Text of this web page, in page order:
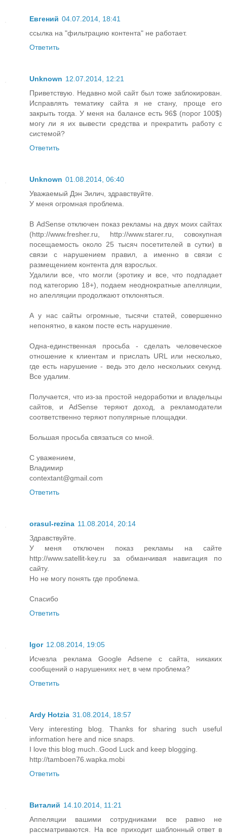
Евгений 04.07.2014, 18:41
ссылка на "фильтрацию контента" не работает.
Ответить
Unknown 12.07.2014, 12:21
Приветствую. Недавно мой сайт был тоже заблокирован.
Исправлять тематику сайта я не стану, проще его
закрыть тогда. У меня на балансе есть 96$ (порог 100$)
могу ли я их вывести средства и прекратить работу с
системой?
Ответить
Unknown 01.08.2014, 06:40
Уважаемый Дэн Зилич, здравствуйте.
У меня огромная проблема.
В AdSense отключен показ рекламы на двух моих сайтах
(http://www.fresher.ru, http://www.starer.ru, совокупная
посещаемость около 25 тысяч посетителей в сутки) в
связи с нарушением правил, а именно в связи с
размещением контента для взрослых.
Удалили все, что могли (эротику и все, что подпадает
под категорию 18+), подаем неоднократные апелляции,
но апелляции продолжают отклоняться.
А у нас сайты огромные, тысячи статей, совершенно
непонятно, в каком посте есть нарушение.
Одна-единственная просьба - сделать человеческое
отношение к клиентам и прислать URL или несколько,
где есть нарушение - ведь это дело нескольких секунд.
Все удалим.
Получается, что из-за простой недоработки и владельцы
сайтов, и AdSense теряют доход, а рекламодатели
соответственно теряют популярные площадки.
Большая просьба связаться со мной.
С уважением,
Владимир
contextant@gmail.com
Ответить
orasul-rezina 11.08.2014, 20:14
Здравствуйте.
У меня отключен показ рекламы на сайте
http://www.satellit-key.ru за обманчивая навигация по
сайту.
Но не могу понять где проблема.
Спасибо
Ответить
Igor 12.08.2014, 19:05
Исчезла реклама Google Adsene с сайта, никаких
сообщений о нарушениях нет, в чем проблема?
Ответить
Ardy Hotzia 31.08.2014, 18:57
Very interesting blog. Thanks for sharing such useful
information here and nice snaps.
I love this blog much..Good Luck and keep blogging.
http://tamboen76.wapka.mobi
Ответить
Виталий 14.10.2014, 11:21
Аппеляции вашими сотрудниками все равно не
рассматриваются. На все приходит шаблонный ответ в